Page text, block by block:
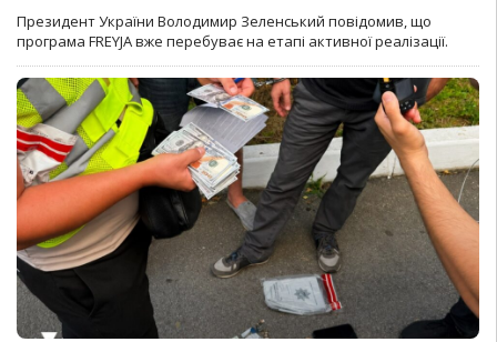
Президент України Володимир Зеленський повідомив, що
програма FREYJA вже перебуває на етапі активної реалізації.